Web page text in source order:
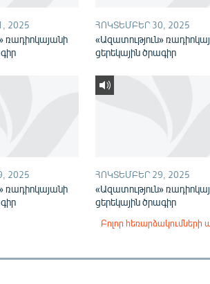
2025
ռադիոկայանի
ՀՈԿՏԵՄԲԵՐ 30, 2025
«Ազատություն»
ցերեկային ծրագիր
2025
ռադիոկայանի
ՀՈԿՏԵՄԲԵՐ 29, 2025
«Ազատություն»
ցերեկային ծրագիր
Բոլոր հեռարձակումների